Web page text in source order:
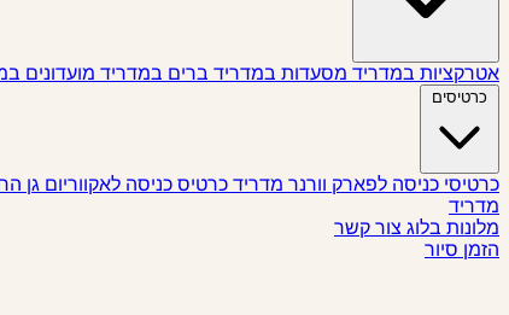
אטרקציות במדריד מסעדות במדריד ברים במדריד מועדונים
כרטיסים
כרטיסי כניסה לפארק וורנר מדריד כרטיס כניסה לאקווריום גן
מדריד
מלונות בלוג צור קשר
הזמן סיור